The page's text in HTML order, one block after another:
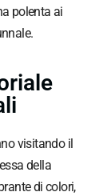
polenta ai
visitando il
della
di colori,